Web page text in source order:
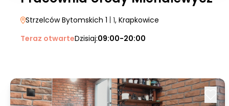
Strzelców Bytomskich 1 | 1, Krapkowice
Teraz otwarteDzisiaj:09:00-20:00